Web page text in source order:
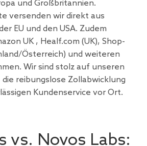
und Großbritannien.
versenden wir direkt aus
EU und den USA. Zudem
UK, Healf.com (UK), Shop-
Österreich) und weiteren
Wir sind stolz auf unseren
reibungslose Zollabwicklung
Kundenservice vor Ort.
vs. Novos Labs: